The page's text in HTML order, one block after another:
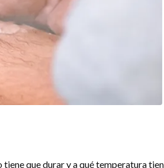
que durar y a qué temperatura